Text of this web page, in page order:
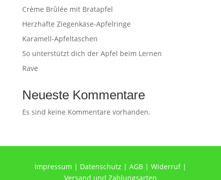
Crème Brûlée mit Bratapfel
Herzhafte Ziegenkäse-Apfelringe
Karamell-Apfeltaschen
So unterstützt dich der Apfel beim Lernen
Rave
Neueste Kommentare
Es sind keine Kommentare vorhanden.
Impressum | Datenschutz | AGB| Widerruf|
Versand und Zahlungsarten